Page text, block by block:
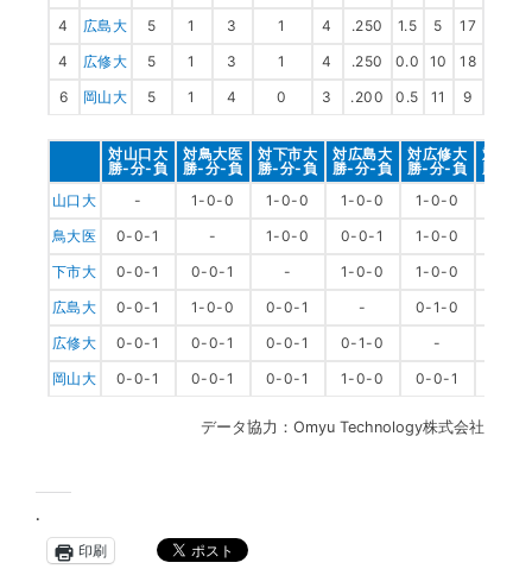
4
広島大 5 1 3 1 4 .250 1.5 5
17
4
広修大 5 1 3 1 4 .250 0.0 10
18
6
岡山大 5 1 4 0 3 .200 0.5 11 9
対山口大
勝-分-負
対鳥大医
勝-分-負
対下市大
勝-分-負
対広島大
勝-分-負
対広修大
勝-分-負
対岡山
勝-分-
山口大
- 1-0-0 1-0-0 1-0-0 1-0-0
鳥大医
0-0-1 - 1-0-0 0-0-1 1-0-0
下市大
0-0-1 0-0-1 - 1-0-0 1-0-0
広島大
0-0-1 1-0-0 0-0-1 - 0-1-0
広修大
0-0-1 0-0-1 0-0-1 0-1-0 -
岡山大
0-0-1 0-0-1 0-0-1 1-0-0 0-0-1
データ協力：Omyu Technology株式会社
.
印刷